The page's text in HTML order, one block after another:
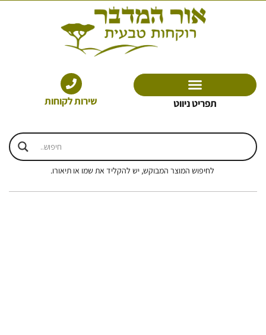
תפריט ניווט שירות לקוחות
לחיפוש המוצר המבוקש, יש להקליד את שמו או תיאורו.